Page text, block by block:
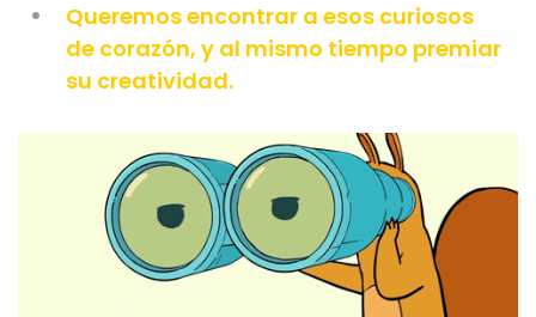
Queremos encontrar a esos curiosos
de corazón, y al mismo tiempo premiar
su creatividad.